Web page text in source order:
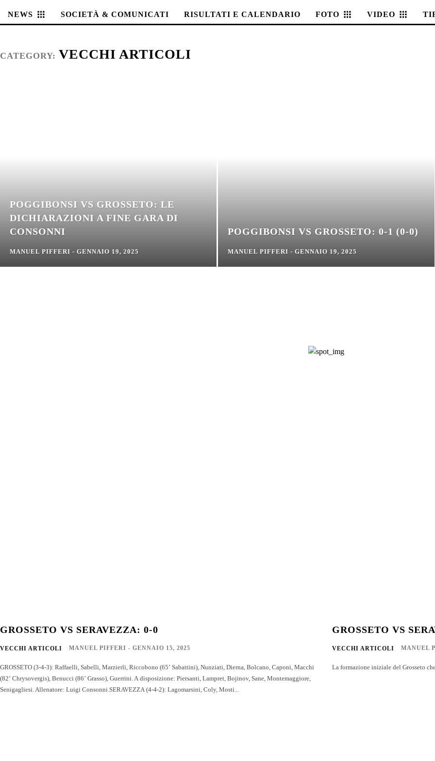
NEWS SOCIETÀ & COMUNICATI RISULTATI E CALENDARIO FOTO VIDEO
CATEGORY: VECCHI ARTICOLI
POGGIBONSI VS GROSSETO: LE
DICHIARAZIONI A FINE GARA DI
CONSONNI
MANUEL PIFFERI - GENNAIO 19, 2025
POGGIBONSI VS GROSSETO: 0-1 (0-0)
MANUEL PIFFERI - GENNAIO 19, 2025
GROSSETO VS SERAVEZZA: 0-0
VECCHI ARTICOLI MANUEL PIFFERI - GENNAIO 15, 2025
GROSSETO (3-4-3): Raffaelli, Sabelli, Marzierli, Riccobono (65’ Sabattini), Nunziati, Dierna, Bolcano, Caponi, Macchi
(82’ Chrysovergis), Benucci (86’ Grasso), Guerrini. A disposizione: Piersanti, Lampret, Bojinov, Sane, Montemaggiore,
Senigagliesi. Allenatore: Luigi Consonni.SERAVEZZA (4-4-2): Lagomarsini, Coly, Mosti...
GROSSETO VS
VECCHI ARTICOLI MANUEL
La formazione iniziale del Grosseto